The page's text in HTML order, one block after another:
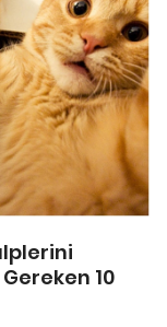
10